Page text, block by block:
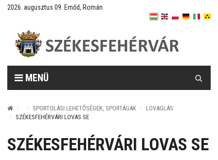
2026. augusztus 09. Emőd, Román
MENÜ
SPORTOLÁSI LEHETŐSÉGEK, SPORTÁGAK
LOVAGLÁS
SZÉKESFEHÉRVÁRI LOVAS SE
SZÉKESFEHÉRVÁRI LOVAS SE